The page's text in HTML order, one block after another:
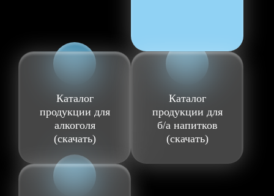
Каталог
продукции для
алкоголя
(скачать)
Каталог
продукции для
б/а напитков
(скачать)